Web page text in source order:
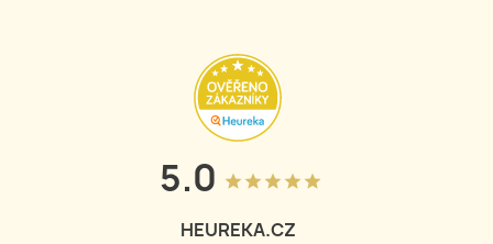
5.0 grade grade grade grade grade
HEUREKA.CZ